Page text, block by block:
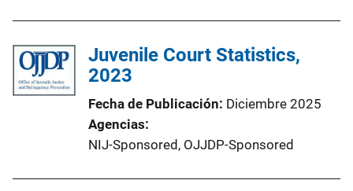
Juvenile Court Statistics,
2023
Fecha de Publicación Diciembre 2025
Agencias
NIJ-Sponsored, OJJDP-Sponsored